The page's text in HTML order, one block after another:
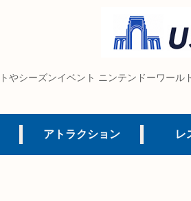
やシーズンイベント ニンテンドーワー
アトラクション レ